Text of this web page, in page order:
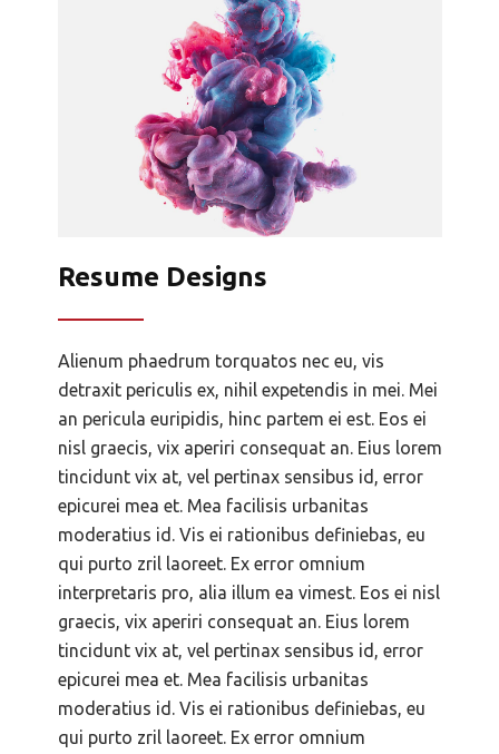
Resume Designs
Alienum phaedrum torquatos nec eu, vis
detraxit periculis ex, nihil expetendis in mei. Mei
an pericula euripidis, hinc partem ei est. Eos ei
nisl graecis, vix aperiri consequat an. Eius lorem
tincidunt vix at, vel pertinax sensibus id, error
epicurei mea et. Mea facilisis urbanitas
moderatius id. Vis ei rationibus definiebas, eu
qui purto zril laoreet. Ex error omnium
interpretaris pro, alia illum ea vimest. Eos ei nisl
graecis, vix aperiri consequat an. Eius lorem
tincidunt vix at, vel pertinax sensibus id, error
epicurei mea et. Mea facilisis urbanitas
moderatius id. Vis ei rationibus definiebas, eu
qui purto zril laoreet. Ex error omnium